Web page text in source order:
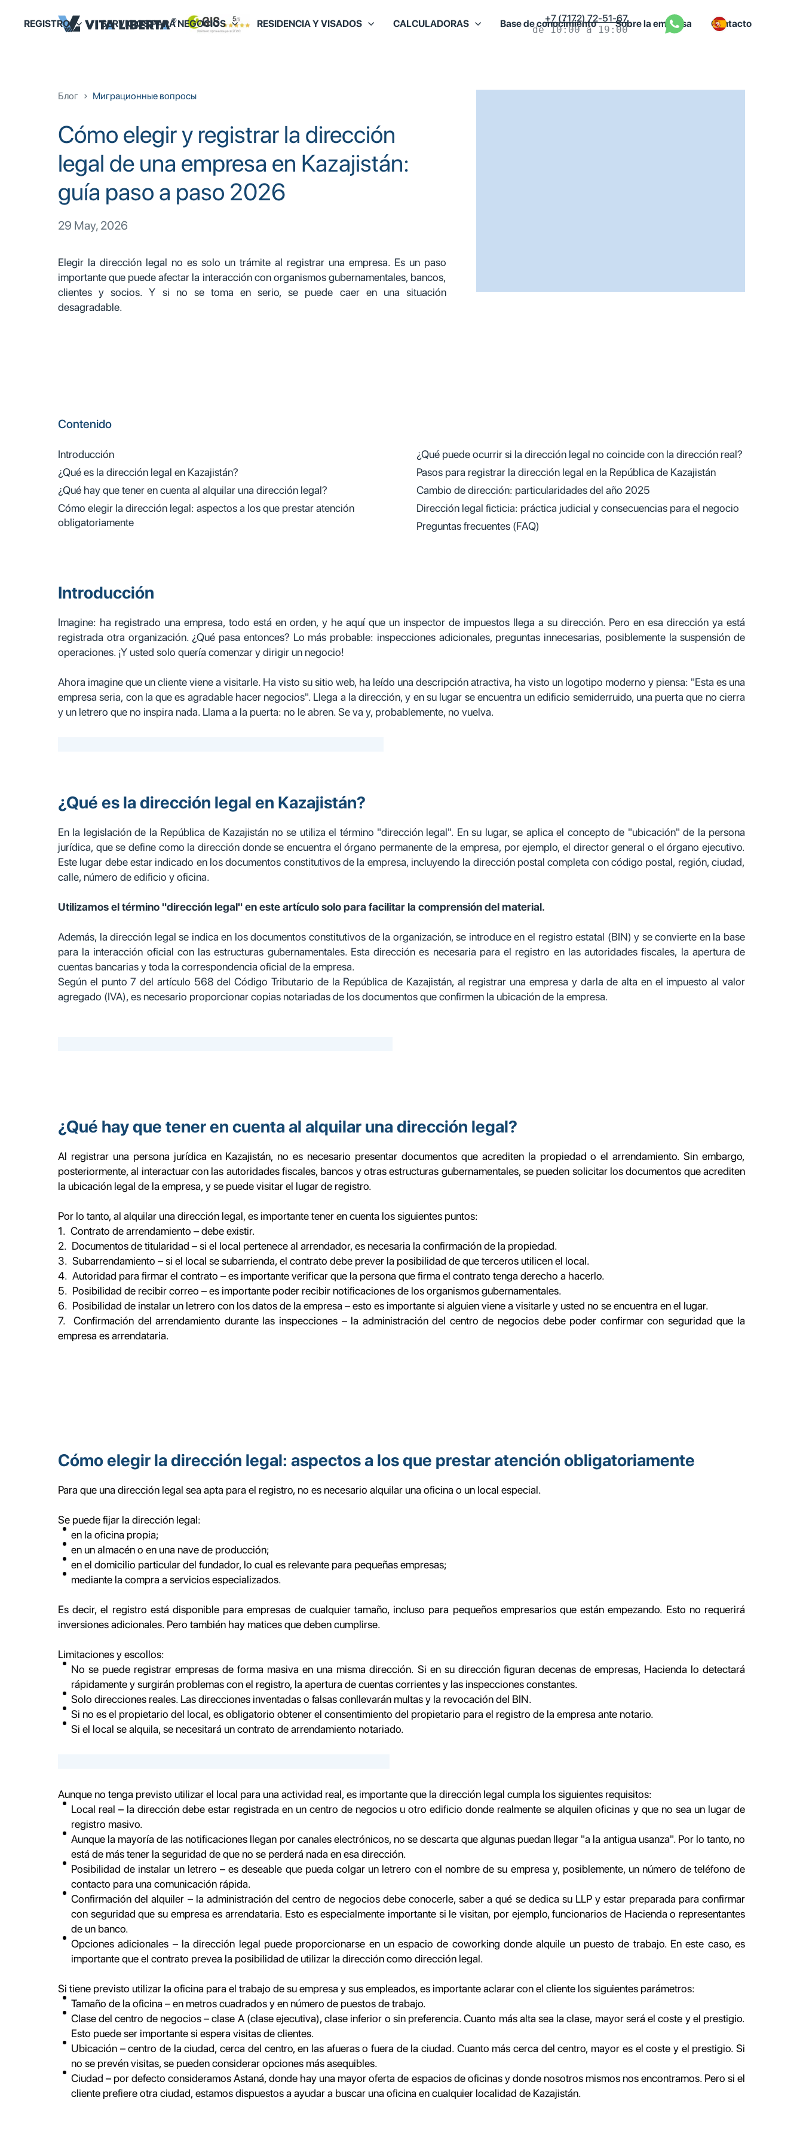
REGISTRO SERVICIOS PARA NEGOCIOS RESIDENCIA Y VISADOS CALCULADORAS Base de conocimiento Sobre la empresa Contacto
+7 (7172) 72-51-67
de 10:00 a 19:00
Блог Миграционные вопросы
Cómo elegir y registrar la dirección
legal de una empresa en Kazajistán:
guía paso a paso 2026
29 May, 2026
Elegir la dirección legal no es solo un trámite al registrar una empresa. Es un paso
importante que puede afectar la interacción con organismos gubernamentales, bancos,
clientes y socios. Y si no se toma en serio, se puede caer en una situación
desagradable.
Contenido
Introducción
¿Qué es la dirección legal en Kazajistán?
¿Qué hay que tener en cuenta al alquilar una dirección legal?
Cómo elegir la dirección legal: aspectos a los que prestar atención
obligatoriamente
¿Qué puede ocurrir si la dirección legal no coincide con la dirección real?
Pasos para registrar la dirección legal en la República de Kazajistán
Cambio de dirección: particularidades del año 2025
Dirección legal ficticia: práctica judicial y consecuencias para el negocio
Preguntas frecuentes (FAQ)
Introducción
Imagine: ha registrado una empresa, todo está en orden, y he aquí que un inspector de impuestos llega a su dirección. Pero en esa dirección ya está
registrada otra organización. ¿Qué pasa entonces? Lo más probable: inspecciones adicionales, preguntas innecesarias, posiblemente la suspensión de
operaciones. ¡Y usted solo quería comenzar y dirigir un negocio!
Ahora imagine que un cliente viene a visitarle. Ha visto su sitio web, ha leído una descripción atractiva, ha visto un logotipo moderno y piensa: "Esta es una
empresa seria, con la que es agradable hacer negocios". Llega a la dirección, y en su lugar se encuentra un edificio semiderruido, una puerta que no cierra
y un letrero que no inspira nada. Llama a la puerta: no le abren. Se va y, probablemente, no vuelva.
¿Qué es la dirección legal en Kazajistán?
En la legislación de la República de Kazajistán no se utiliza el término "dirección legal". En su lugar, se aplica el concepto de "ubicación" de la persona
jurídica, que se define como la dirección donde se encuentra el órgano permanente de la empresa, por ejemplo, el director general o el órgano ejecutivo.
Este lugar debe estar indicado en los documentos constitutivos de la empresa, incluyendo la dirección postal completa con código postal, región, ciudad,
calle, número de edificio y oficina.
Utilizamos el término "dirección legal" en este artículo solo para facilitar la comprensión del material.
Además, la dirección legal se indica en los documentos constitutivos de la organización, se introduce en el registro estatal (BIN) y se convierte en la base
para la interacción oficial con las estructuras gubernamentales. Esta dirección es necesaria para el registro en las autoridades fiscales, la apertura de
cuentas bancarias y toda la correspondencia oficial de la empresa.
Según el punto 7 del artículo 568 del Código Tributario de la República de Kazajistán, al registrar una empresa y darla de alta en el impuesto al valor
agregado (IVA), es necesario proporcionar copias notariadas de los documentos que confirmen la ubicación de la empresa.
¿Qué hay que tener en cuenta al alquilar una dirección legal?
Al registrar una persona jurídica en Kazajistán, no es necesario presentar documentos que acrediten la propiedad o el arrendamiento. Sin embargo,
posteriormente, al interactuar con las autoridades fiscales, bancos y otras estructuras gubernamentales, se pueden solicitar los documentos que acrediten
la ubicación legal de la empresa, y se puede visitar el lugar de registro.
Por lo tanto, al alquilar una dirección legal, es importante tener en cuenta los siguientes puntos:
1. Contrato de arrendamiento – debe existir.
2. Documentos de titularidad – si el local pertenece al arrendador, es necesaria la confirmación de la propiedad.
3. Subarrendamiento – si el local se subarrienda, el contrato debe prever la posibilidad de que terceros utilicen el local.
4. Autoridad para firmar el contrato – es importante verificar que la persona que firma el contrato tenga derecho a hacerlo.
5. Posibilidad de recibir correo – es importante poder recibir notificaciones de los organismos gubernamentales.
6. Posibilidad de instalar un letrero con los datos de la empresa – esto es importante si alguien viene a visitarle y usted no se encuentra en el lugar.
7. Confirmación del arrendamiento durante las inspecciones – la administración del centro de negocios debe poder confirmar con seguridad que la
empresa es arrendataria.
Cómo elegir la dirección legal: aspectos a los que prestar atención obligatoriamente
Para que una dirección legal sea apta para el registro, no es necesario alquilar una oficina o un local especial.
Se puede fijar la dirección legal:
en la oficina propia;
en un almacén o en una nave de producción;
en el domicilio particular del fundador, lo cual es relevante para pequeñas empresas;
mediante la compra a servicios especializados.
Es decir, el registro está disponible para empresas de cualquier tamaño, incluso para pequeños empresarios que están empezando. Esto no requerirá
inversiones adicionales. Pero también hay matices que deben cumplirse.
Limitaciones y escollos:
No se puede registrar empresas de forma masiva en una misma dirección. Si en su dirección figuran decenas de empresas, Hacienda lo detectará
rápidamente y surgirán problemas con el registro, la apertura de cuentas corrientes y las inspecciones constantes.
Solo direcciones reales. Las direcciones inventadas o falsas conllevarán multas y la revocación del BIN.
Si no es el propietario del local, es obligatorio obtener el consentimiento del propietario para el registro de la empresa ante notario.
Si el local se alquila, se necesitará un contrato de arrendamiento notariado.
Aunque no tenga previsto utilizar el local para una actividad real, es importante que la dirección legal cumpla los siguientes requisitos:
Local real – la dirección debe estar registrada en un centro de negocios u otro edificio donde realmente se alquilen oficinas y que no sea un lugar de
registro masivo.
Aunque la mayoría de las notificaciones llegan por canales electrónicos, no se descarta que algunas puedan llegar "a la antigua usanza". Por lo tanto, no
está de más tener la seguridad de que no se perderá nada en esa dirección.
Posibilidad de instalar un letrero – es deseable que pueda colgar un letrero con el nombre de su empresa y, posiblemente, un número de teléfono de
contacto para una comunicación rápida.
Confirmación del alquiler – la administración del centro de negocios debe conocerle, saber a qué se dedica su LLP y estar preparada para confirmar
con seguridad que su empresa es arrendataria. Esto es especialmente importante si le visitan, por ejemplo, funcionarios de Hacienda o representantes
de un banco.
Opciones adicionales – la dirección legal puede proporcionarse en un espacio de coworking donde alquile un puesto de trabajo. En este caso, es
importante que el contrato prevea la posibilidad de utilizar la dirección como dirección legal.
Si tiene previsto utilizar la oficina para el trabajo de su empresa y sus empleados, es importante aclarar con el cliente los siguientes parámetros:
Tamaño de la oficina – en metros cuadrados y en número de puestos de trabajo.
Clase del centro de negocios – clase A (clase ejecutiva), clase inferior o sin preferencia. Cuanto más alta sea la clase, mayor será el coste y el prestigio.
Esto puede ser importante si espera visitas de clientes.
Ubicación – centro de la ciudad, cerca del centro, en las afueras o fuera de la ciudad. Cuanto más cerca del centro, mayor es el coste y el prestigio. Si
no se prevén visitas, se pueden considerar opciones más asequibles.
Ciudad – por defecto consideramos Astaná, donde hay una mayor oferta de espacios de oficinas y donde nosotros mismos nos encontramos. Pero si el
cliente prefiere otra ciudad, estamos dispuestos a ayudar a buscar una oficina en cualquier localidad de Kazajistán.